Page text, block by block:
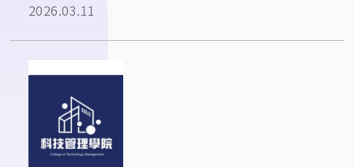
2026.03.11